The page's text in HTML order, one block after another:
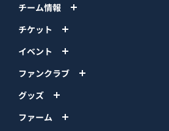
チーム情報
チケット
イベント
ファンクラブ
グッズ
ファーム